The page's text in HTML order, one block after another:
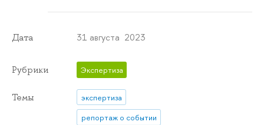
Дата 31 августа 2023
Рубрики Экспертиза
Темы
экспертиза
репортаж о событии